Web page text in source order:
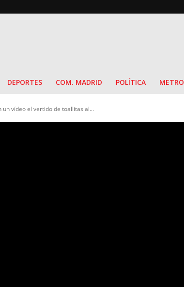
DEPORTES COM. MADRID POLÍTICA METRO
vídeo el vertido de toallitas al...